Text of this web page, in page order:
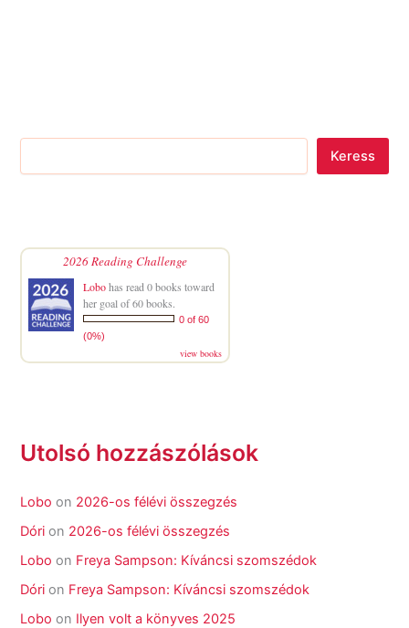
Keress
2026 Reading Challenge
Lobohas read 0 books toward
her goal of 60 books.
0 of 60
(0%)
view books
Utolsó hozzászólások
Lobo on 2026-os félévi összegzés
Dóri on 2026-os félévi összegzés
Lobo on Freya Sampson: Kíváncsi szomszédok
Dóri on Freya Sampson: Kíváncsi szomszédok
Lobo on Ilyen volt a könyves 2025